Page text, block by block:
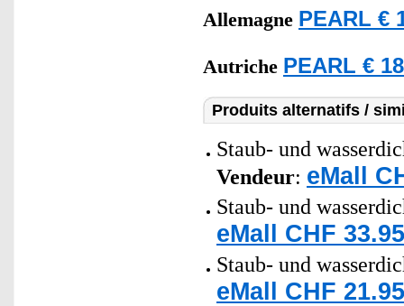
Allemagne PEARL €
Autriche PEARL €
Produits alternatifs /
Staub- und
Vendeur: eMall
Staub- und
eMall CHF
Staub- und
eMall CHF